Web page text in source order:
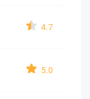
4.7
5.0